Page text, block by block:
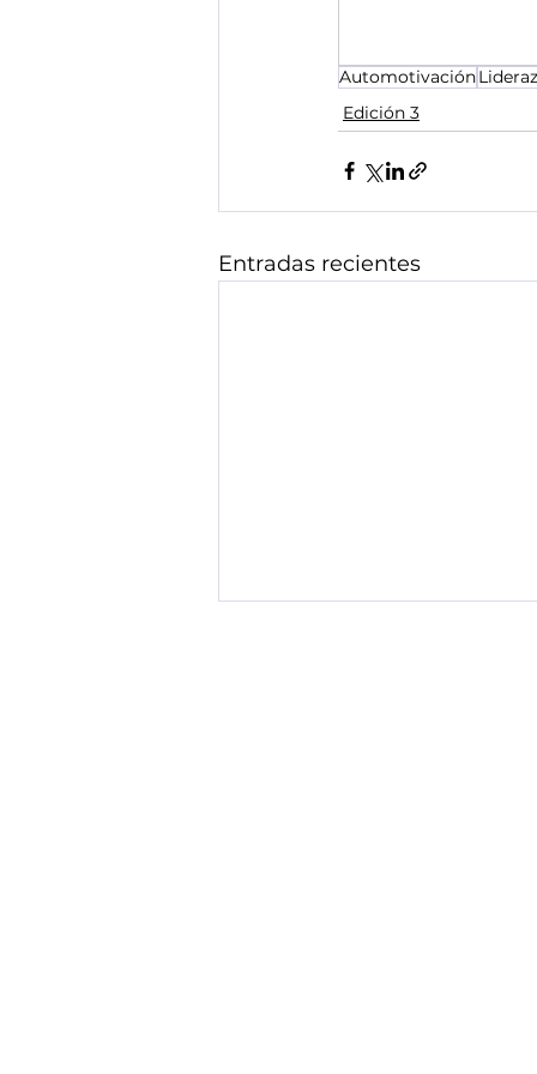
Edición 20
Automotivación
Edición 3
Entradas recientes